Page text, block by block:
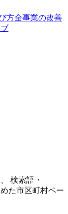
方全事業の改善
検索語・
た市区町村ペー